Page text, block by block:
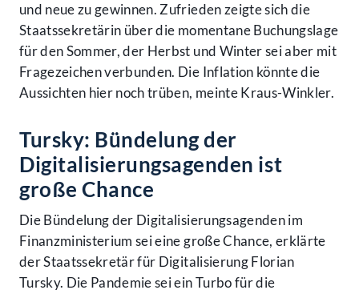
und neue zu gewinnen. Zufrieden zeigte sich die
Staatssekretärin über die momentane Buchungslage
für den Sommer, der Herbst und Winter sei aber mit
Fragezeichen verbunden. Die Inflation könnte die
Aussichten hier noch trüben, meinte Kraus-Winkler.
Tursky: Bündelung der
Digitalisierungsagenden ist
große Chance
Die Bündelung der Digitalisierungsagenden im
Finanzministerium sei eine große Chance, erklärte
der Staatssekretär für Digitalisierung Florian
Tursky. Die Pandemie sei ein Turbo für die